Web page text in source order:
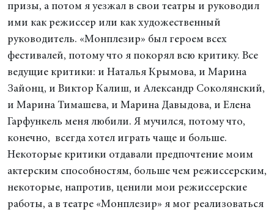
призы, а потом я уезжал в свои театры и руководил
ими как режиссер или как художественный
руководитель. «Монплезир» был героем всех
фестивалей, потому что я покорял всю критику. Все
ведущие критики: и Наталья Крымова, и Марина
Зайонц, и Виктор Калиш, и Александр Соколянский,
и Марина Тимашева, и Марина Давыдова, и Елена
Гарфункель меня любили. Я мучился, потому что,
конечно, всегда хотел играть чаще и больше.
Некоторые критики отдавали предпочтение моим
актерским способностям, больше чем режиссерским,
некоторые, напротив, ценили мои режиссерские
работы, а в театре «Монплезир» я мог реализоваться